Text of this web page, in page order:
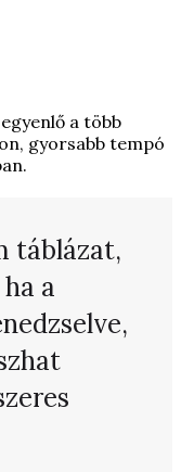
a több
gyorsabb tempó
táblázat,
a